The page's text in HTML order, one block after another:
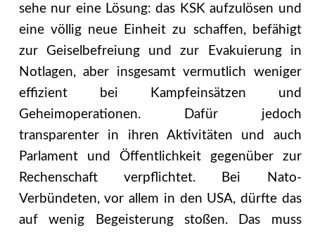
sehe nur eine Lösung: das KSK aufzulösen und
eine völlig neue Einheit zu schaffen, befähigt
zur Geiselbefreiung und zur Evakuierung in
Notlagen, aber insgesamt vermutlich weniger
effizient bei Kampfeinsätzen und
Geheimoperationen. Dafür jedoch
transparenter in ihren Aktivitäten und auch
Parlament und Öffentlichkeit gegenüber zur
Rechenschaft verpflichtet. Bei Nato-
Verbündeten, vor allem in den USA, dürfte das
auf wenig Begeisterung stoßen. Das muss